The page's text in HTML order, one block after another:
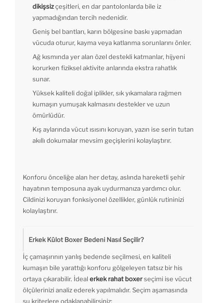
dikişsizçeşitleri, en dar pantolonlarda bile iz
yapmadığından tercih nedenidir.
Geniş bel bantları, karın bölgesine baskı yapmadan
vücuda oturur, kayma veya katlanma sorunlarını önler.
Ağ kısmında yer alan özel destekli katmanlar, hijyeni
korurken fiziksel aktivite anlarında ekstra rahatlık
sunar.
Yüksek kaliteli doğal iplikler, sık yıkamalara rağmen
kumaşın yumuşak kalmasını destekler ve uzun
ömürlüdür.
Kış aylarında vücut ısısını koruyan, yazın ise serin tutan
akıllı dokumalar mevsim geçişlerini kolaylaştırır.
Konforu önceliğe alan her detay, aslında hareketli şehir
hayatının temposuna ayak uydurmanıza yardımcı olur.
Cildinizi koruyan fonksiyonel özellikler, günlük rutininizi
kolaylaştırır.
Erkek Külot Boxer Bedeni Nasıl Seçilir?
İç çamaşırının yanlış bedende seçilmesi, en kaliteli
kumaşın bile yarattığı konforu gölgeleyen tatsız bir his
ortaya çıkarabilir. İdeal erkek rahat boxerseçimi ise vücut
ölçülerinizi analiz ederek yapılmalıdır. Seçim aşamasında
şu kriterlere odaklanabilirsiniz: